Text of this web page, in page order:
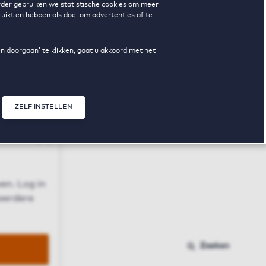
gebruiken we statistische cookies om meer
en hebben als doel om advertenties af te
doorgaan’ te klikken, gaat u akkoord met het
ZELF INSTELLEN
Log in
Zoeken